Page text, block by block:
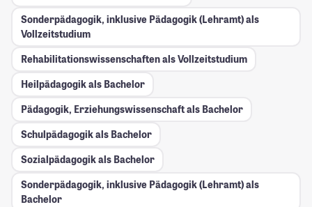
Sonderpädagogik, inklusive Pädagogik (Lehramt) als
Vollzeitstudium
Rehabilitationswissenschaften als Vollzeitstudium
Heilpädagogik als Bachelor
Pädagogik, Erziehungswissenschaft als Bachelor
Schulpädagogik als Bachelor
Sozialpädagogik als Bachelor
Sonderpädagogik, inklusive Pädagogik (Lehramt) als
Bachelor